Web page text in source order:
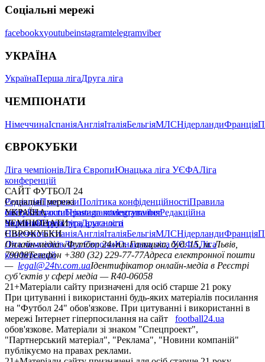
Соціальні мережі
facebookxyoutubeinstagramtelegramviber
УКРАЇНА
УкраїнаПерша лігаДруга ліга
ЧЕМПІОНАТИ
НімеччинаІспаніяАнгліяІталіяБельгіяМЛСНідерландиФранція
ЄВРОКУБКИ
Ліга чемпіонівЛіга ЄвропиЮнацька ліга УЄФАЛіга
конференцій
САЙТ ФУТБОЛ 24
РедакціяПрогнозиПолітика конфіденційностіПравила
сайтуКонтактиПравила коментуванняРедакційна
політикаСтруктура власності
Соціальні мережі
facebookxyoutubeinstagramtelegramviber
УКРАЇНА
УкраїнаПерша лігаДруга ліга
ЧЕМПІОНАТИ
НімеччинаІспаніяАнгліяІталіяБельгіяМЛСНідерландиФранція
ЄВРОКУБКИ
Ліга чемпіонівЛіга ЄвропиЮнацька ліга УЄФАЛіга
конференцій
Онлайн-медіа «Футбол 24»пл. Галицька, буд. 15, м. Львів,
79008Телефон +380 (32) 229-77-77Адреса електронної пошти
— legal@24tv.com.uaІдентифікатор онлайн-медіа в Реєстрі
суб’єктів у сфері медіа — R40-06058
21+Матеріали сайту призначені для осіб старше 21 року
При цитуванні і використанні будь-яких матеріалів посилання
на "Футбол 24" обов'язкове. При цитуванні і використанні в
мережі Інтернет гіперпосилання на сайт
football24.ua
обов'язкове. Матеріали зі знаком "Спецпроект",
"Партнерський матеріал", "Реклама", "Новини компаній"
публікуємо на правах реклами.